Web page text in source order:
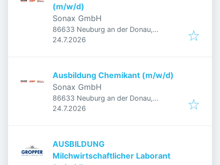
(m/w/d)
Sonax GmbH
86633 Neuburg an der Donau,
Deutschland
Veröffentlicht
24.7.2026
Ausbildung Chemikant (m/w/d)
Sonax GmbH
86633 Neuburg an der Donau,
Deutschland
Veröffentlicht
24.7.2026
AUSBILDUNG
Milchwirtschaftlicher Laborant